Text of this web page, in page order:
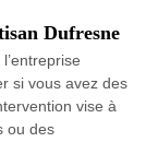
Dufresne
si vous avez des
vise à
ou des